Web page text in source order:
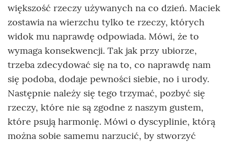
większość rzeczy używanych na co dzień. Maciek
zostawia na wierzchu tylko te rzeczy, których
widok mu naprawdę odpowiada. Mówi, że to
wymaga konsekwencji. Tak jak przy ubiorze,
trzeba zdecydować się na to, co naprawdę nam
się podoba, dodaje pewności siebie, no i urody.
Następnie należy się tego trzymać, pozbyć się
rzeczy, które nie są zgodne z naszym gustem,
które psują harmonię. Mówi o dyscyplinie, którą
można sobie samemu narzucić, by stworzyć